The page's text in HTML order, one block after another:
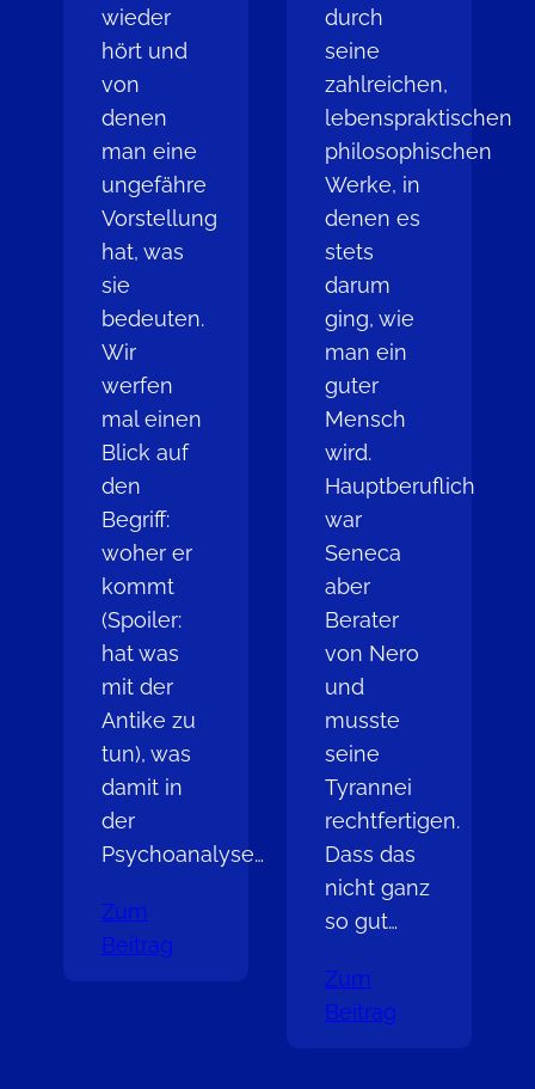
wieder
hört und
von
denen
man eine
ungefähre
Vorstellung
hat, was
sie
bedeuten.
Wir
werfen
mal einen
Blick auf
den
Begriff:
woher er
kommt
(Spoiler:
hat was
mit der
Antike zu
tun), was
damit in
der
Psychoanalyse…
Zum
Beitrag
durch
seine
zahlreichen,
lebenspraktischen
philosophischen
Werke, in
denen es
stets
darum
ging, wie
man ein
guter
Mensch
wird.
Hauptberuflich
war
Seneca
aber
Berater
von Nero
und
musste
seine
Tyrannei
rechtfertigen.
Dass das
nicht ganz
so gut…
Zum
Beitrag